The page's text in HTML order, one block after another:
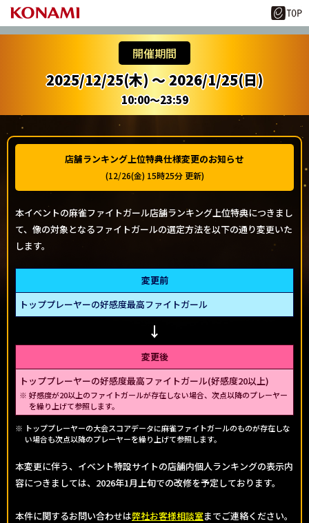
開催期間
2025/12/25(木) ～ 2026/1/25(日)
10:00～23:59
店舗ランキング上位特典仕様変更のお知らせ
(12/26(金) 15時25分 更新)
本イベントの麻雀ファイトガール店舗ランキング上位特典につきまし
て、像の対象となるファイトガールの選定方法を以下の通り変更いた
します。
変更前
トッププレーヤーの好感度最高ファイトガール
変更後
トッププレーヤーの好感度最高ファイトガール(好感度20以上)
好感度が20以上のファイトガールが存在しない場合、次点以降のプレーヤー
を繰り上げて参照します。
トッププレーヤーの大会スコアデータに麻雀ファイトガールのものが存在しな
い場合も次点以降のプレーヤーを繰り上げて参照します。
本変更に伴う、イベント特設サイトの店舗内個人ランキングの表示内
容につきましては、2026年1月上旬での改修を予定しております。
本件に関するお問い合わせは弊社お客様相談室までご連絡ください。